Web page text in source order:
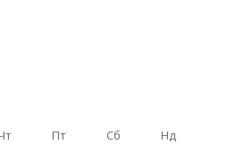
Пт Сб
Нд